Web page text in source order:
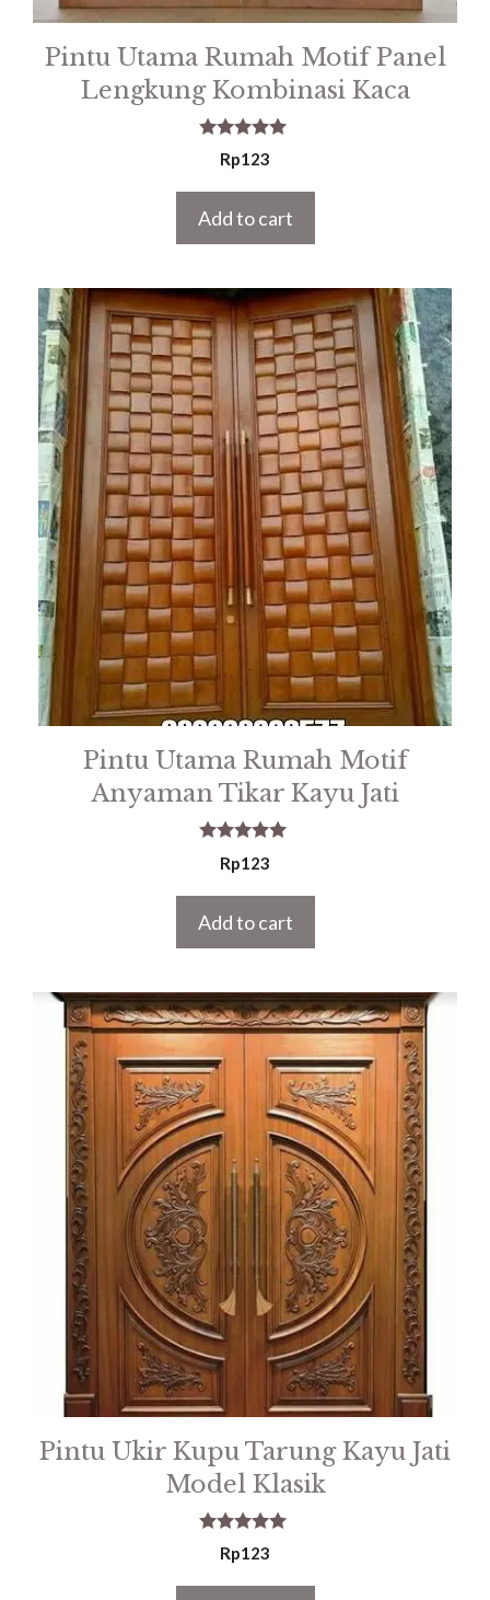
Pintu Utama Rumah Motif Panel
Lengkung Kombinasi Kaca
5.00
out of 5
Rp123
Add to cart
Pintu Utama Rumah Motif
Anyaman Tikar Kayu Jati
5.00
out of 5
Rp123
Add to cart
Pintu Ukir Kupu Tarung Kayu Jati
Model Klasik
5.00
out of 5
Rp123